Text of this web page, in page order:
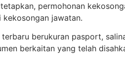
permohonan
jawatan.
berukuran pasport,
berkaitan yang telah